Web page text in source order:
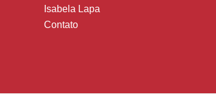
Isabela Lapa
Contato